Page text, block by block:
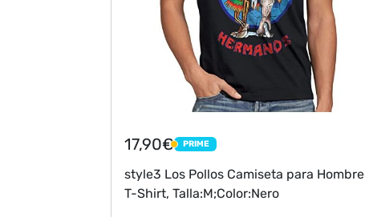
17,90€ PRIME
PRIME
style3 Los Pollos Camiseta para Hombre
T-Shirt, Talla:M;Color:Nero